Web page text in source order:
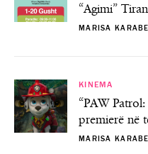
“Agimi”
MARISA
KINEMA
“PAW
premierë në
MARISA